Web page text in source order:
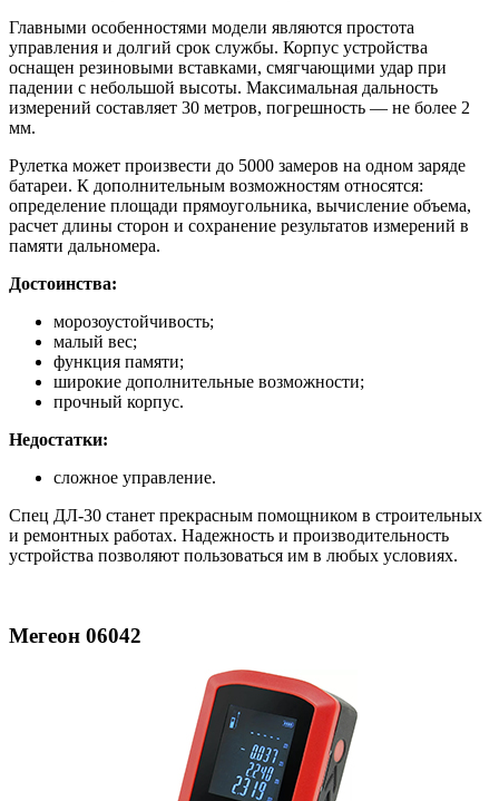
Главными особенностями модели являются простота
управления и долгий срок службы. Корпус устройства
оснащен резиновыми вставками, смягчающими удар при
падении с небольшой высоты. Максимальная дальность
измерений составляет 30 метров, погрешность — не более 2
мм.
Рулетка может произвести до 5000 замеров на одном заряде
батареи. К дополнительным возможностям относятся:
определение площади прямоугольника, вычисление объема,
расчет длины сторон и сохранение результатов измерений в
памяти дальномера.
Достоинства:
морозоустойчивость;
малый вес;
функция памяти;
широкие дополнительные возможности;
прочный корпус.
Недостатки:
сложное управление.
Спец ДЛ-30 станет прекрасным помощником в строительных
и ремонтных работах. Надежность и производительность
устройства позволяют пользоваться им в любых условиях.
Мегеон 06042